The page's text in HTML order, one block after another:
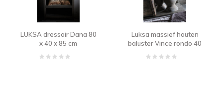
LUKSA dressoir Dana 80
x 40 x 85 cm
Luksa massief houten
baluster Vince rondo 40